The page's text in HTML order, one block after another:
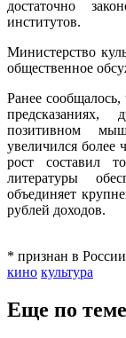
достаточно
институтов.
Министерство
общественное
Ранее
предсказаниях,
позитивном
увеличился более
рост составил
литературы
объединяет
рублей доходов.
* признан в
кино культура
Еще по теме